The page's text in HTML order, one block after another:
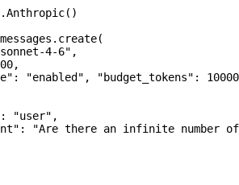
4-6" ,
,
: "enabled" , "budget_tokens" : 10000
: "user" ,
:
"Are there an infinite number of